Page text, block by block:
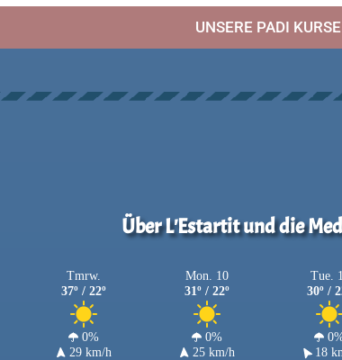
UNSERE PADI KURSE
Über L'Estartit und die
Tmrw.
37º / 22º
0%
29 km/h
Mon. 10
31º / 22º
0%
25 km/h
Tue.
30º /
18